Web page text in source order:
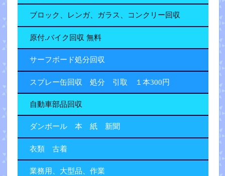
ブロック、レンガ、ガラス、コンクリー回収
原付.バイク回収 無料
サーフボード処分回収
スプレー缶回収 処分 引取 １本300円
自動車部品回収
ダンボール 本 紙 新聞
衣類 古着
業務用、大型品、作業